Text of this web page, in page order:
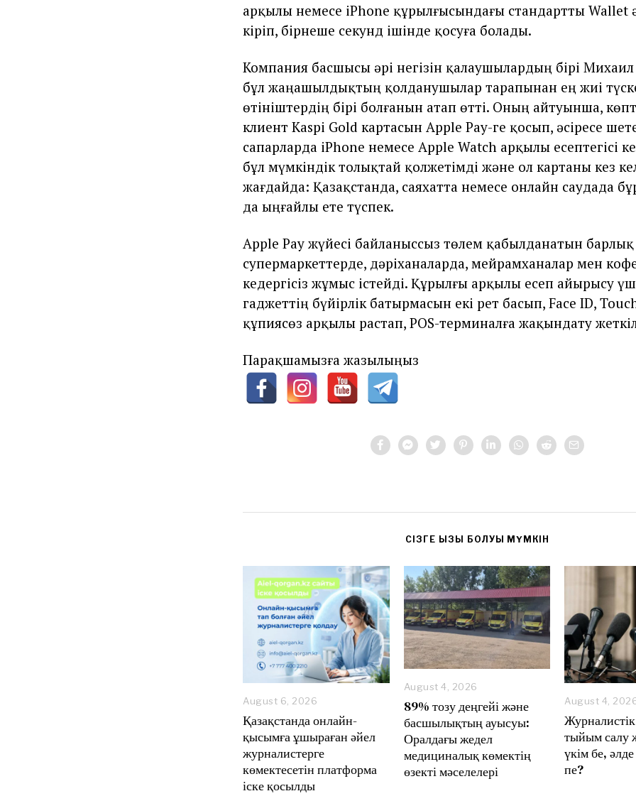
арқылы немесе iPhone құрылғысындағы стандартты Wallet
кіріп, бірнеше секунд ішінде қосуға болады.
Компания басшысы әрі негізін қалаушылардың бірі
бұл жаңашылдықтың қолданушылар тарапынан ең жиі
өтініштердің бірі болғанын атап өтті. Оның айтуынша,
клиент Kaspi Gold картасын Apple Pay-ге қосып, әсіресе
сапарларда iPhone немесе Apple Watch арқылы есептегісі
бұл мүмкіндік толықтай қолжетімді және ол картаны кез
жағдайда: Қазақстанда, саяхатта немесе онлайн саудада
да ыңғайлы ете түспек.
Apple Pay жүйесі байланыссыз төлем қабылданатын
супермаркеттерде, дәріханаларда, мейрамханалар мен
кедергісіз жұмыс істейді. Құрылғы арқылы есеп айырысу
гаджеттің бүйірлік батырмасын екі рет басып, Face ID,
құпиясөз арқылы растап, POS-терминалға жақындату
Парақшамызға жазылыңыз
CІЗГЕ ҚЫЗЫҚ БОЛУЫ МҮМКІН
August 6, 2026
g
u
s
6
Қазақстанда онлайн-
қысымға ұшыраған әйел
журналистерге
көмектесетін платформа
іске қосылды
August 4, 2026
89% тозу деңгейі және
басшылықтың ауысуы:
Оралдағы жедел
медициналық көмектің
өзекті мәселелері
August 4,
тыйым салу
үкім бе,
пе?